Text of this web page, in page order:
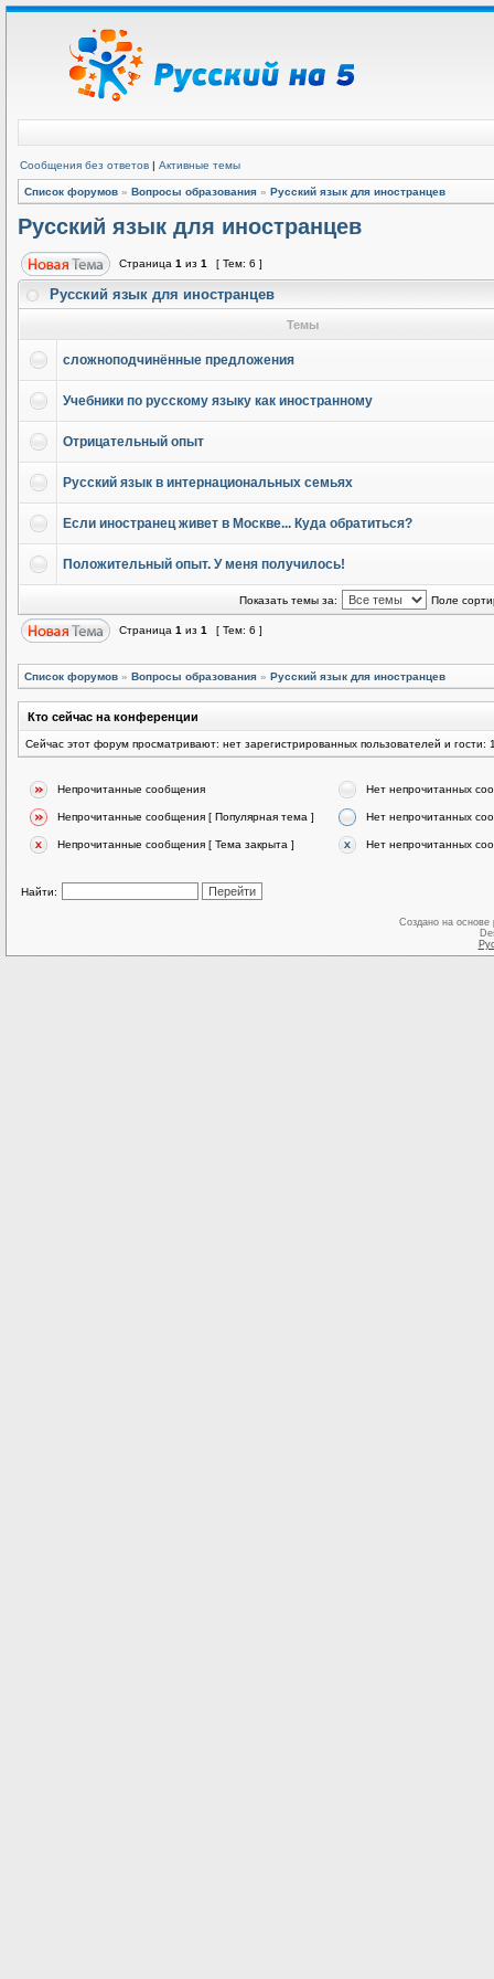
Сообщения без ответов | Активные темы
Список форумов » Вопросы образования » Русский язык для иностранцев
Русский язык для иностранцев
Страница 1 из 1 [ Тем: 6 ]
Русский язык для иностранцев
Темы
сложноподчинённые предложения
Учебники по русскому языку как иностранному
Отрицательный опыт
Русский язык в интернациональных семьях
Если иностранец живет в Москве... Куда обратиться?
Положительный опыт. У меня получилось!
Показать темы за: Поле
Страница 1 из 1 [ Тем: 6 ]
Список форумов » Вопросы образования » Русский язык для иностранцев
Кто сейчас на конференции
Сейчас этот форум просматривают: нет зарегистрированных пользователей и гости:
Непрочитанные сообщения Нет непрочитанных
Непрочитанные сообщения [ Популярная тема ] Нет непрочитанных
Непрочитанные сообщения [ Тема закрыта ] Нет непрочитанных
Найти:
Создано на основе